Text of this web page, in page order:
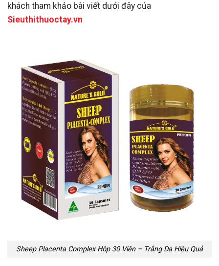
khách tham khảo bài viết dưới đây của
Sieuthithuoctay.vn
Sheep Placenta Complex Hộp 30 Viên – Trắng Da Hiệu Quả